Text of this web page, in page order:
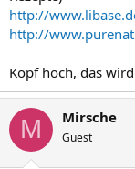
http://
http://
Kopf hoch, das
M Mirsche
Guest